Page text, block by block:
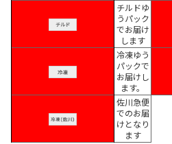
チルドゆ
うパック
でお届け
します
冷凍ゆう
パックで
お届けし
ます。
佐川急便
でのお届
けとなり
ます